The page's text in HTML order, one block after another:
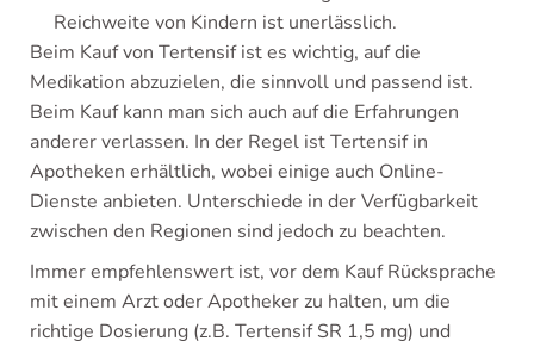
Reichweite von Kindern ist unerlässlich.
Beim Kauf von Tertensif ist es wichtig, auf die
Medikation abzuzielen, die sinnvoll und passend ist.
Beim Kauf kann man sich auch auf die Erfahrungen
anderer verlassen. In der Regel ist Tertensif in
Apotheken erhältlich, wobei einige auch Online-
Dienste anbieten. Unterschiede in der Verfügbarkeit
zwischen den Regionen sind jedoch zu beachten.
Immer empfehlenswert ist, vor dem Kauf Rücksprache
mit einem Arzt oder Apotheker zu halten, um die
richtige Dosierung (z.B. Tertensif SR 1,5 mg) und